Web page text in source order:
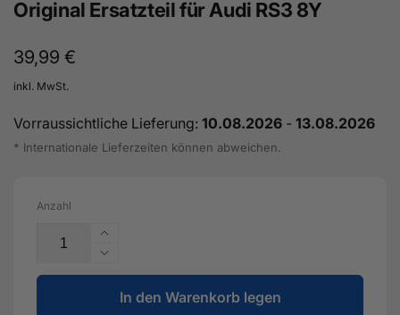
Original Ersatzteil für Audi RS3 8Y
Normaler
Preis
39,99 €
inkl. MwSt.
Vorraussichtliche Lieferung: 10.08.2026 - 13.08.2026
* Internationale Lieferzeiten können abweichen.
Anzahl
Erhöhe
die
Menge
für
Verringere
die
Menge
In den Warenkorb legen